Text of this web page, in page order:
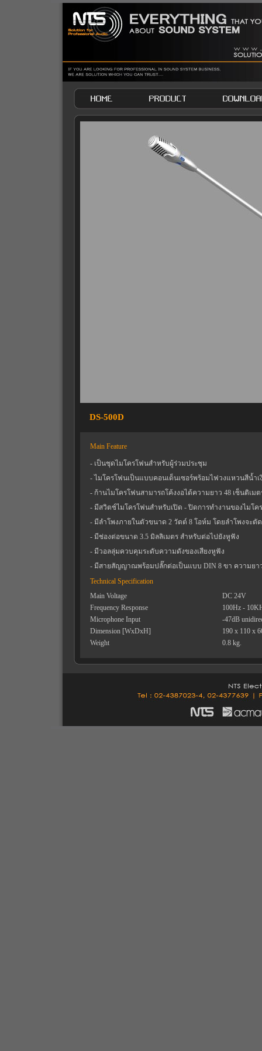
DS-500D
Main Feature
- เป็นชุดไมโครโฟนสำหรับผู้ร่วมประชุม
- ไมโครโฟนเป็นแบบคอนเด็นเซอร์พร้อมไฟวงแหวนสีน้ำ
- ก้านไมโครโฟนสามารถโค้งงอได้ความยาว 48 เซ็นติเมต
- มีสวิตช์ไมโครโฟนสำหรับเปิด - ปิดการทำงานของไมโค
- มีลำโพงภายในตัวขนาด 2 วัตต์ 8 โอห์ม โดยลำโพงจะตั
- มีช่องต่อขนาด 3.5 มิลลิเมตร สำหรับต่อไปยังหูฟัง
- มีวอลลุ่มควบคุมระดับความดังของเสียงหูฟัง
- มีสายสัญญาณพร้อมปลั๊กต่อเป็นแบบ DIN 8 ขา ความยา
Technical Specification
Main Voltage
DC 24V
Frequency Response
100Hz -
Microphone Input
-47dB
Dimension [WxDxH]
190 x 110 x
Weight
0.8 kg.